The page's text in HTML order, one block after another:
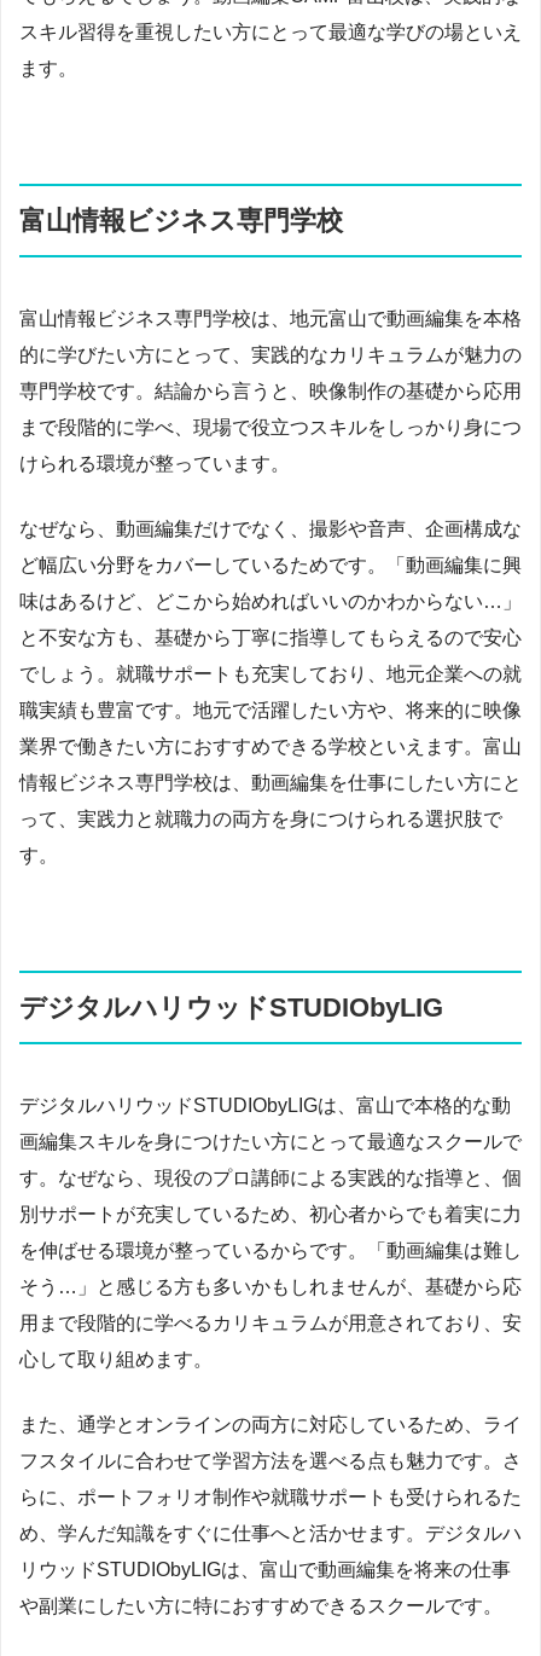
スキル習得を重視したい方にとって最適な学びの場といえ
ます。
富山情報ビジネス専門学校
富山情報ビジネス専門学校は、地元富山で動画編集を本格
的に学びたい方にとって、実践的なカリキュラムが魅力の
専門学校です。結論から言うと、映像制作の基礎から応用
まで段階的に学べ、現場で役立つスキルをしっかり身につ
けられる環境が整っています。
なぜなら、動画編集だけでなく、撮影や音声、企画構成な
ど幅広い分野をカバーしているためです。「動画編集に興
味はあるけど、どこから始めればいいのかわからない…」
と不安な方も、基礎から丁寧に指導してもらえるので安心
でしょう。就職サポートも充実しており、地元企業への就
職実績も豊富です。地元で活躍したい方や、将来的に映像
業界で働きたい方におすすめできる学校といえます。富山
情報ビジネス専門学校は、動画編集を仕事にしたい方にと
って、実践力と就職力の両方を身につけられる選択肢で
す。
デジタルハリウッドSTUDIObyLIG
デジタルハリウッドSTUDIObyLIGは、富山で本格的な動
画編集スキルを身につけたい方にとって最適なスクールで
す。なぜなら、現役のプロ講師による実践的な指導と、個
別サポートが充実しているため、初心者からでも着実に力
を伸ばせる環境が整っているからです。「動画編集は難し
そう…」と感じる方も多いかもしれませんが、基礎から応
用まで段階的に学べるカリキュラムが用意されており、安
心して取り組めます。
また、通学とオンラインの両方に対応しているため、ライ
フスタイルに合わせて学習方法を選べる点も魅力です。さ
らに、ポートフォリオ制作や就職サポートも受けられるた
め、学んだ知識をすぐに仕事へと活かせます。デジタルハ
リウッドSTUDIObyLIGは、富山で動画編集を将来の仕事
や副業にしたい方に特におすすめできるスクールです。